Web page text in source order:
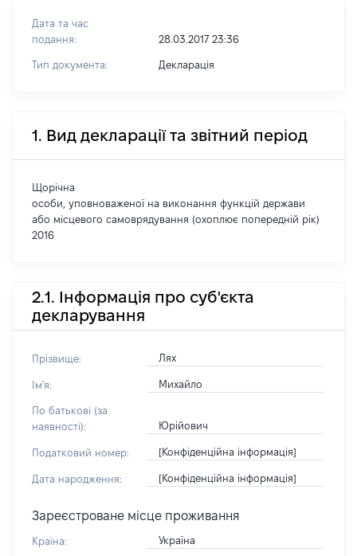
Дата та час
подання:
28.03.2017 23:36
Тип документа: Декларація
1. Вид декларації та звітний період
Щорічна
особи, уповноваженої на виконання функцій держави
або місцевого самоврядування (охоплює попередній рік)
2016
2.1. Інформація про суб'єкта
декларування
Прізвище: Лях
Ім'я: Михайло
По батькові (за
наявності):
Юрійович
Податковий номер: [Конфіденційна інформація]
Дата народження: [Конфіденційна інформація]
Зареєстроване місце проживання
Країна: Україна